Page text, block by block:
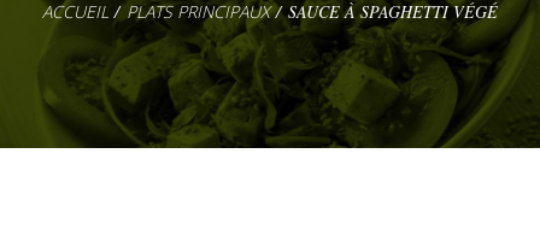
PLATS PRINCIPAUX SAUCE À SPAGHETTI VÉGÉ